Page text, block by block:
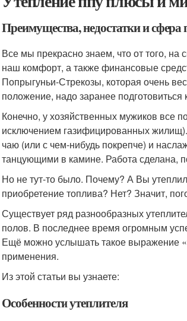
Преимущества, недостатки и
Все мы прекрасно знаем, что от того,
наш комфорт, а также финансовые
Попрыгуньи-Стрекозы, которая очень
положение, надо заранее подготовиться
Конечно, у хозяйственных мужиков все
исключением газифицированных
чаю (или с чем-нибудь покрепче) и
танцующими в камине. Работа сделана,
Но не тут-то было. Почему? А Вы
приобретение топлива? Нет? Значит,
Существует ряд разнообразных
полов. В последнее время огромным
Ещё можно услышать такое выражение
применения.
Из этой статьи вы узнаете:
Особенности утеплителя